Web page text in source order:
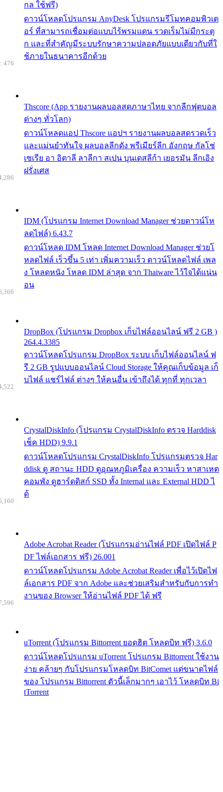
กล ใช้ฟรี)
ดาวน์โหลดโปรแกรม AnyDesk โปรแกรมรีโมทคอมพิวเต
อร์ ที่สามารถเชื่อมต่อแบบไร้พรมแดน รวดเร็มไม่มีกระตุ
ก และที่สำคัญมีระบบรักษาความปลอดภัยแบบเดียวกับที่ใ
ช้ภายในธนาคารอีกด้วย
Thscore (App รายงานผลบอลสดภาษาไทย จากลีกฟุตบอล
ต่างๆ ทั่วโลก)
ดาวน์โหลดแอป Thscore แอปฯ รายงานผลบอลสดรวดเร็ว
และแม่นยำทันใจ ผลบอลลีกดัง พรีเมียร์ลีก อังกฤษ กัลโช่
เซเรีย อา อิตาลี ลาลีกา สเปน บุนเดสลีก้า เยอรมัน ลีกเอิง
ฝรั่งเศส
476
IDM (โปรแกรม Internet Download Manager ช่วยดาวน์โห
ลดไฟล์) 6.43.7
ดาวน์โหลด IDM โหลด Internet Download Manager ช่วยโ
หลดไฟล์ เร็วขึ้น 5 เท่า เพิ่มความเร็ว ดาวน์โหลดไฟล์ เพล
ง โหลดหนัง โหลด IDM ล่าสุด จาก Thaiware ไว้ใจได้แน่น
อน
DropBox (โปรแกรม Dropbox เก็บไฟล์ออนไลน์ ฟรี 2 GB )
264.4.3385
ดาวน์โหลดโปรแกรม DropBox ระบบ เก็บไฟล์ออนไลน์ ฟ
รี 2 GB รูปแบบออนไลน์ Cloud Storage ให้คุณเก็บข้อมูล เก็
บไฟล์ แชร์ไฟล์ ต่างๆ ให้คนอื่น เข้าถึงได้ ทุกที่ ทุกเวลา
CrystalDiskInfo (โปรแกรม CrystalDiskInfo ตรวจ Harddisk
เช็ค HDD) 9.9.1
ดาวน์โหลดโปรแกรม CrystalDiskInfo โปรแกรมตรวจ Har
ddisk ดู สถานะ HDD ดูอุณหภูมิเครื่อง ความเร็ว หาสาเหต
คอมพัง ดูฮาร์ดดิสก์ SSD ทั้ง Internal และ External HDD ไ
ด้
Adobe Acrobat Reader (โปรแกรมอ่านไฟล์ PDF เปิดไฟล์ P
DF ไฟล์เอกสาร ฟรี) 26.001
ดาวน์โหลดโปรแกรม Adobe Acrobat Reader เพื่อไว้เปิดไฟ
ล์เอกสาร PDF จาก Adobe และช่วยเสริมสำหรับกับการทำ
งานของ Browser ให้อ่านไฟล์ PDF ได้ ฟรี
uTorrent (โปรแกรม Bittorrent ยอดฮิต โหลดบิท ฟรี) 3.6.0
ดาวน์โหลดโปรแกรม uTorrent โปรแกรม Bittorrent ใช้งาน
ง่าย คล้ายๆ กับโปรแกรมโหลดบิท BitComet แต่ขนาดไฟล์
ของ โปรแกรม Bittorrent ตัวนี้เล็กมากๆ เอาไว้ โหลดบิท Bi
tTorrent